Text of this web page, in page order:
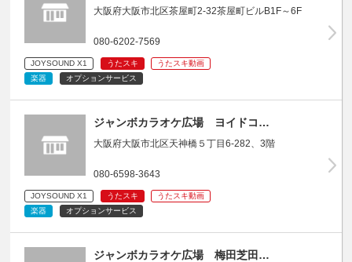
大阪府大阪市北区茶屋町2-32茶屋町ビルB1F～6F
080-6202-7569
JOYSOUND X1 うたスキ
うたスキ動画
楽器
オプションサービス
ジャンボカラオケ広場 ヨイドコ…
大阪府大阪市北区天神橋５丁目6-282、3階
080-6598-3643
JOYSOUND X1 うたスキ
うたスキ動画
楽器
オプションサービス
ジャンボカラオケ広場 梅田芝田…